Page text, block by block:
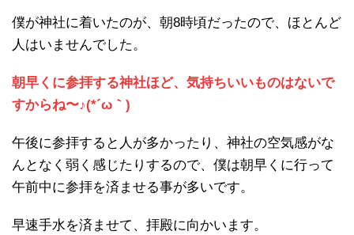
僕が神社に着いたのが、朝8時頃だったので、ほとんど
人はいませんでした。
朝早くに参拝する神社ほど、気持ちいいものはないで
すからね〜♪(*´ω｀)
午後に参拝すると人が多かったり、神社の空気感がな
んとなく弱く感じたりするので、僕は朝早くに行って
午前中に参拝を済ませる事が多いです。
早速手水を済ませて、拝殿に向かいます。